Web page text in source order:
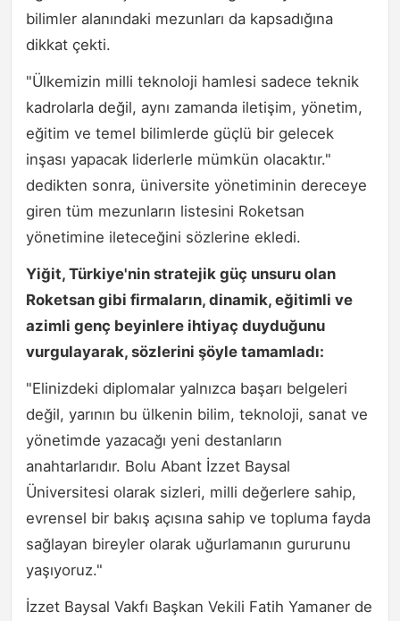
bilimler alanındaki mezunları da kapsadığına
dikkat çekti.
"Ülkemizin milli teknoloji hamlesi sadece teknik
kadrolarla değil, aynı zamanda iletişim, yönetim,
eğitim ve temel bilimlerde güçlü bir gelecek
inşası yapacak liderlerle mümkün olacaktır."
dedikten sonra, üniversite yönetiminin dereceye
giren tüm mezunların listesini Roketsan
yönetimine ileteceğini sözlerine ekledi.
Yiğit, Türkiye'nin stratejik güç unsuru olan
Roketsan gibi firmaların, dinamik, eğitimli ve
azimli genç beyinlere ihtiyaç duyduğunu
vurgulayarak, sözlerini şöyle tamamladı:
"Elinizdeki diplomalar yalnızca başarı belgeleri
değil, yarının bu ülkenin bilim, teknoloji, sanat ve
yönetimde yazacağı yeni destanların
anahtarlarıdır. Bolu Abant İzzet Baysal
Üniversitesi olarak sizleri, milli değerlere sahip,
evrensel bir bakış açısına sahip ve topluma fayda
sağlayan bireyler olarak uğurlamanın gururunu
yaşıyoruz."
İzzet Baysal Vakfı Başkan Vekili Fatih Yamaner de